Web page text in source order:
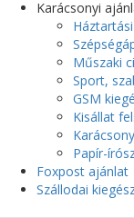
Karácsonyi
Műszaki
Sport,
GSM
Kisállat
Papír-
Foxpost ajánlat
Szállodai